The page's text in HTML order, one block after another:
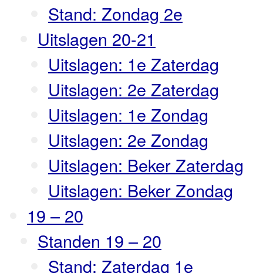
Stand: Zondag 2e
Uitslagen 20-21
Uitslagen: 1e Zaterdag
Uitslagen: 2e Zaterdag
Uitslagen: 1e Zondag
Uitslagen: 2e Zondag
Uitslagen: Beker Zaterdag
Uitslagen: Beker Zondag
19 – 20
Standen 19 – 20
Stand: Zaterdag 1e